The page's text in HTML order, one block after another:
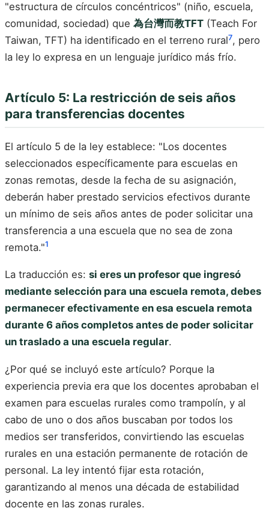
"estructura de círculos concéntricos" (niño, escuela,
comunidad, sociedad) que 為台灣而教TFT (Teach For
Taiwan, TFT) ha identificado en el terreno rural7, pero
la ley lo expresa en un lenguaje jurídico más frío.
Artículo 5: La restricción de seis años
para transferencias docentes
El artículo 5 de la ley establece: "Los docentes
seleccionados específicamente para escuelas en
zonas remotas, desde la fecha de su asignación,
deberán haber prestado servicios efectivos durante
un mínimo de seis años antes de poder solicitar una
transferencia a una escuela que no sea de zona
remota."1
La traducción es: si eres un profesor que ingresó
mediante selección para una escuela remota, debes
permanecer efectivamente en esa escuela remota
durante 6 años completos antes de poder solicitar
un traslado a una escuela regular.
¿Por qué se incluyó este artículo? Porque la
experiencia previa era que los docentes aprobaban el
examen para escuelas rurales como trampolín, y al
cabo de uno o dos años buscaban por todos los
medios ser transferidos, convirtiendo las escuelas
rurales en una estación permanente de rotación de
personal. La ley intentó fijar esta rotación,
garantizando al menos una década de estabilidad
docente en las zonas rurales.